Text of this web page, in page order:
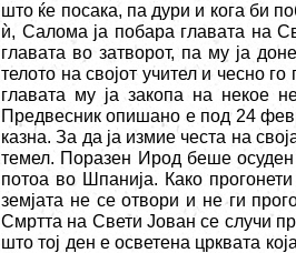
што ќе посака, па дури и кога би
ѝ, Салома ја побара главата на
главата во затворот, па му ја
телото на својот учител и чесно
главата му ја закопа на некое
Предвесник опишано е под 24
казна. За да ја измие честа на
темел. Поразен Ирод беше осуден
потоа во Шпанија. Како
земјата не се отвори и не ги
Смртта на Свети Јован се случи
што тој ден е осветена црквата